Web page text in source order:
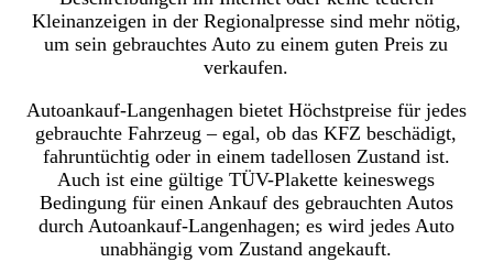
Kleinanzeigen in der Regionalpresse sind mehr nötig,
um sein gebrauchtes Auto zu einem guten Preis zu
verkaufen.
Autoankauf-Langenhagen bietet Höchstpreise für jedes
gebrauchte Fahrzeug – egal, ob das KFZ beschädigt,
fahruntüchtig oder in einem tadellosen Zustand ist.
Auch ist eine gültige TÜV-Plakette keineswegs
Bedingung für einen Ankauf des gebrauchten Autos
durch Autoankauf-Langenhagen; es wird jedes Auto
unabhängig vom Zustand angekauft.